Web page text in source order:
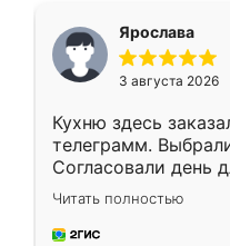
Ярослава
3 августа 2026
Кухню здесь
телеграмм.
Согласовали день
недели кухня была
довольны работой.
мебель за
Читать полностью